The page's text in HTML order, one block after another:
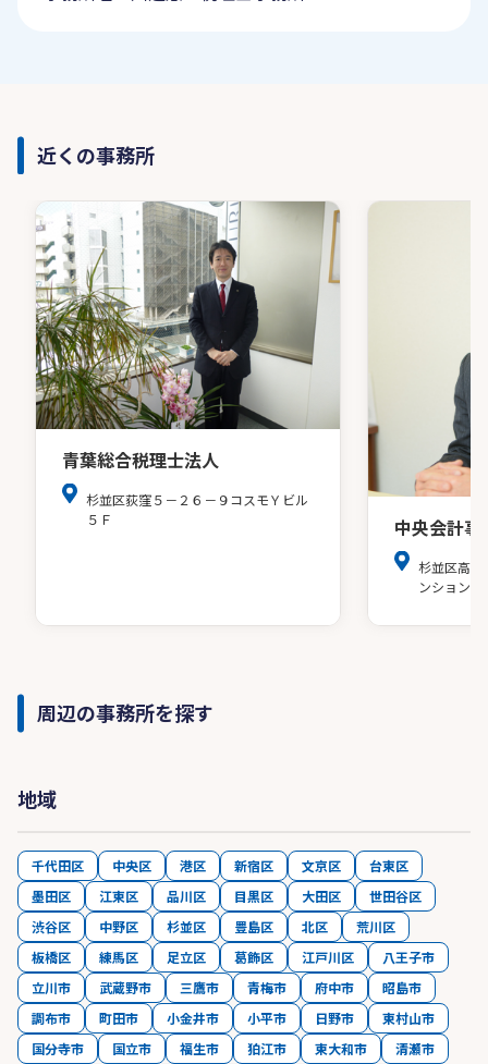
近くの事務所
青葉総合税理士法人
杉並区荻窪５－２６－９コスモＹビル
５Ｆ
中央会計事
杉並区高円
ンション
周辺の事務所を探す
地域
千代田区 中央区 港区 新宿区 文京区
台東区
墨田区
江東区 品川区 目黒区 大田区
世田谷区
渋谷区
中野区 杉並区 豊島区 北区
荒川区
板橋区
練馬区 足立区 葛飾区 江戸川区
八王子市
立川市
武蔵野市 三鷹市 青梅市 府中市
昭島市
調布市
町田市 小金井市 小平市 日野市
東村山市
国分寺市
国立市 福生市 狛江市 東大和市
清瀬市